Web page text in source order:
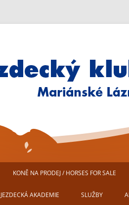
klub
KLUBU
KONĚ NA PRODEJ / HORSES FOR SALE
JEZDECKÁ AKADEMIE SLUŽBY